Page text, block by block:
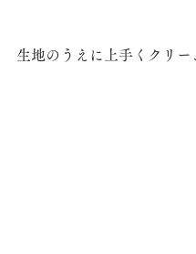
生地のうえに上手くクリー